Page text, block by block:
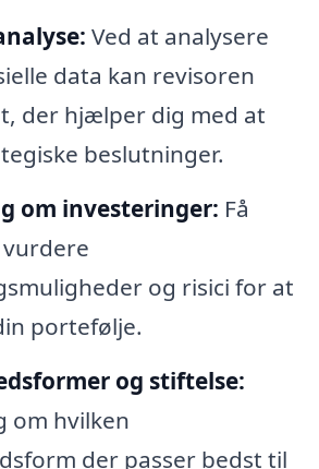
Ved at analysere
data kan revisoren
der hjælper dig med at
beslutninger.
om investeringer: Få
og risici for at
portefølje.
og stiftelse:
om hvilken
der passer bedst til